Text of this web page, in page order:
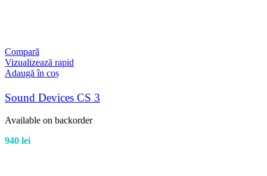
Compară
Vizualizează rapid
Adaugă în coș
Sound Devices CS 3
Available on backorder
940 lei